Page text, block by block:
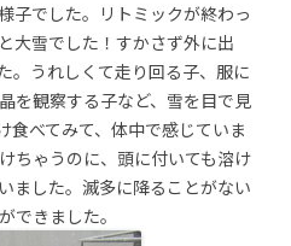
子でした。リトミックが終わっ
大雪でした！すかさず外に出
。うれしくて走り回る子、服に
を観察する子など、雪を目で見
食べてみて、体中で感じていま
ちゃうのに、頭に付いても溶け
ました。滅多に降ることがない
できました。